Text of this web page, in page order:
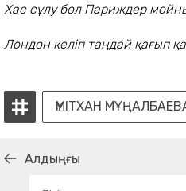
Хас сұлу бол Париждер
Лондон келіп таңдай қағып
ҮМІТХАН
Алдыңғы